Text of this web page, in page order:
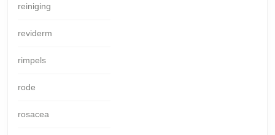
reiniging
reviderm
rimpels
rode
rosacea